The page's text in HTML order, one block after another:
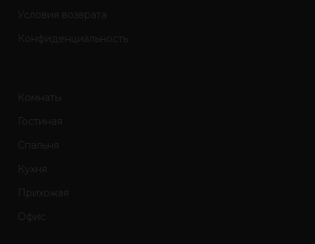
Условия возврата
Конфиденциальность
Комнаты
Гостиная
Спальня
Кухня
Прихожая
Офис